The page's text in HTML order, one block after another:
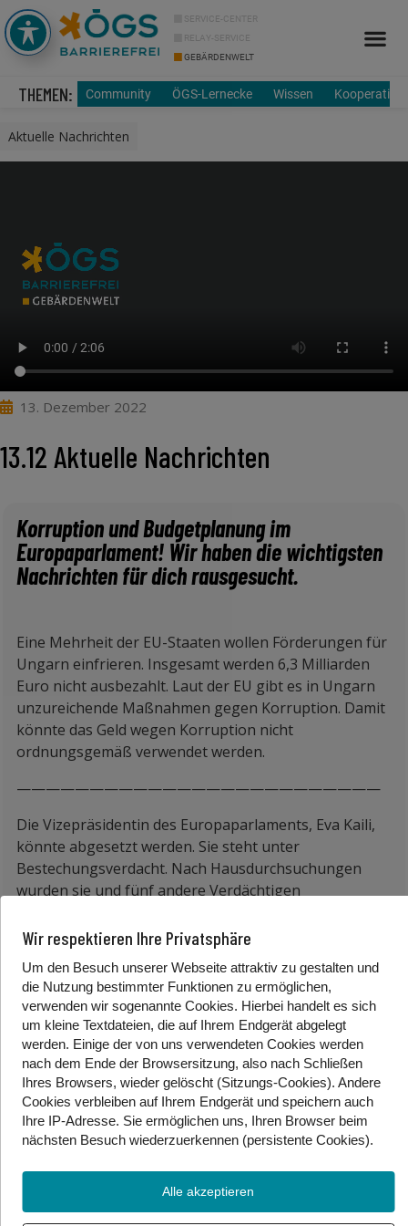
SERVICE-CENTER
RELAY-SERVICE
GEBÄRDENWELT
THEMEN: Community ÖGS-Lernecke Wissen
Aktuelle Nachrichten
13. Dezember 2022
13.12 Aktuelle Nachrichten
Korruption und Budgetplanung im
Europaparlament! Wir haben die wichtigsten
Nachrichten für dich rausgesucht.
Eine Mehrheit der EU-Staaten wollen Förderungen für
Ungarn einfrieren. Insgesamt werden 6,3 Milliarden
Euro nicht ausbezahlt. Laut der EU gibt es in Ungarn
unzureichende Maßnahmen gegen Korruption. Damit
könnte das Geld wegen Korruption nicht
ordnungsgemäß verwendet werden.
—————————————————————————
Die Vizepräsidentin des Europaparlaments, Eva Kaili,
könnte abgesetzt werden. Sie steht unter
Bestechungsverdacht. Nach Hausdurchsuchungen
wurden sie und fünf andere Verdächtigen
politische Entscheidungen mit Bestechung zu
kriminellen Vereinigung, Geldwäsche und Korruption
beschuldigt.
—————————————————————————
Nach Unruhen wegen strengen Corona-Lockdowns
hat die chinesische Regierung die Maßnahmen gegen
die Corona-Pandemie gelockert. Für die
Krankenhäuser wurden die Maßnahmen aber viel zu
von Corona-Infizierten gestürmt. Hilfesuchende
müssen bei winterlichen Temperaturen oft 5 bis 6
Wir respektieren Ihre Privatsphäre
Um den Besuch unserer Webseite attraktiv zu gestalten und
die Nutzung bestimmter Funktionen zu ermöglichen,
verwenden wir sogenannte Cookies. Hierbei handelt es sich
um kleine Textdateien, die auf Ihrem Endgerät abgelegt
werden. Einige der von uns verwendeten Cookies werden
nach dem Ende der Browsersitzung, also nach Schließen
Ihres Browsers, wieder gelöscht (Sitzungs-Cookies). Andere
Cookies verbleiben auf Ihrem Endgerät und speichern auch
Ihre IP-Adresse. Sie ermöglichen uns, Ihren Browser beim
nächsten Besuch wiederzuerkennen (persistente Cookies).
Alle akzeptieren